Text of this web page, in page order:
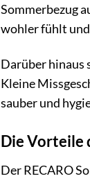
Sommerbezug
wohler fühlt
Darüber hinaus
Kleine
sauber und
Die Vorteile
Der RECARO